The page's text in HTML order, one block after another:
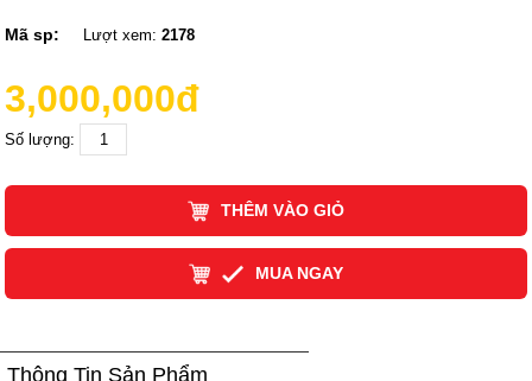
Mã sp: Lượt xem:2178
3,000,000đ
Số lượng:
THÊM VÀO GIỎ
MUA NGAY
Thông Tin Sản Phẩm